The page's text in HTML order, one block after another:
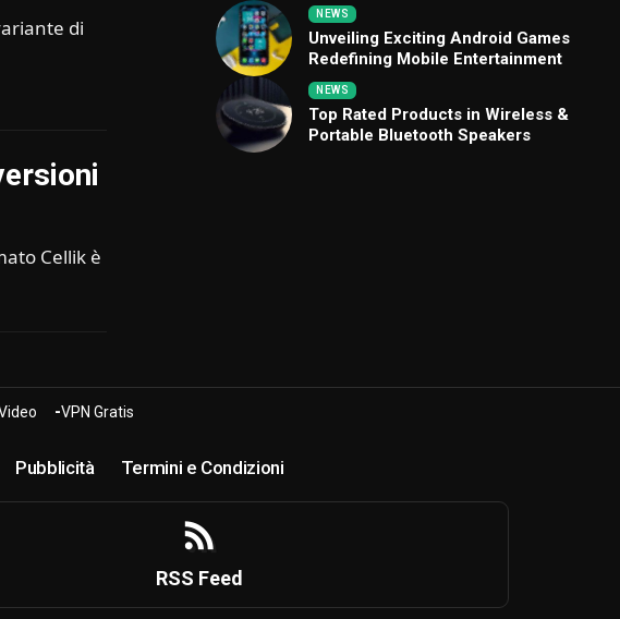
di
Cellik è
NEWS
Unveiling Exciting Android Games
Redefining Mobile Entertainment
NEWS
Top Rated Products in Wireless &
Portable Bluetooth Speakers
VPN Gratis
Pubblicità Termini e Condizioni
RSS Feed